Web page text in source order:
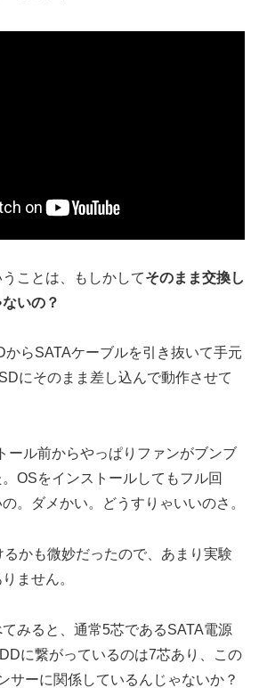
ことは、もしかしてそのまま交換し
いの？
からSATAケーブルを引き抜いて手元
にそのまま差し込んで動作させて
ール前からやっぱりファンがブンブ
OSをインストールしてもフル回
。ダメかい。どうすりゃいいのさ。
かも微妙だったので、あまり実験
ません。
みると、通常5芯であるSATA電源
に繋がっているのは7芯あり、この
サーに関係しているんじゃないか？